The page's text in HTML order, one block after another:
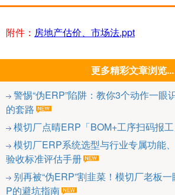
附件： 房地产估价、市场法.ppt
更多精彩文章浏览...
警惕“伪ERP”陷阱：教你3个动作一眼
的套路
模切厂点晴ERP「BOM+工序扫码报
模切厂ERP系统选型与行业专属功能
验收标准评估手册
别再被“伪ERP”割韭菜！模切厂老板
P的避坑指南